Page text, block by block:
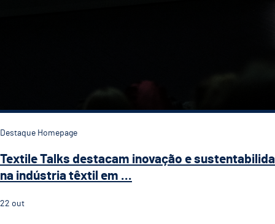
Destaque Homepage
Textile Talks destacam inovação e
na indústria têxtil em ...
22 out